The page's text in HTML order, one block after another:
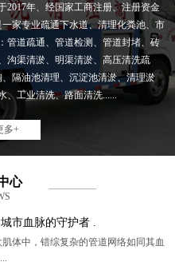
2017年、经国家工商注册、注册资金
家专业疏通下水道、清理化粪池、市
管道疏通、管道检测、管道封堵、砖
沟渠清淤、明渠清淤、高压清洗疏
隔油池清理、沉淀池清淤、清理淤
工业清洗、路面清洗......
多+
心
市血脉的守护者 .
体中，错综复杂的管道网络如同其血